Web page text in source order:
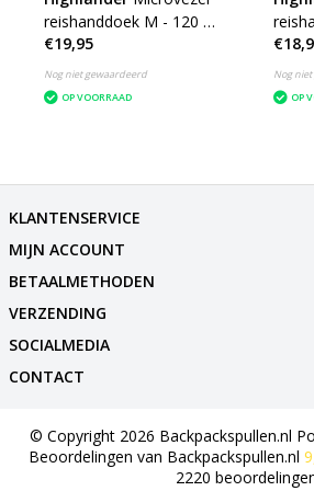
reishanddoek M - 120 x
60cm - Medium -
microfibre soft
€19,95
Nog niet gewaardeerd
OP VOORRAAD
40cm
Nog
OP
KLANTENSERVICE
MIJN ACCOUNT
BETAALMETHODEN
VERZENDING
SOCIALMEDIA
CONTACT
© Copyright 2026 Backpackspullen.nl
Beoordelingen van Backpackspullen.nl
2220